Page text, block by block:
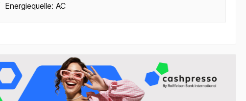
Energiequelle: AC